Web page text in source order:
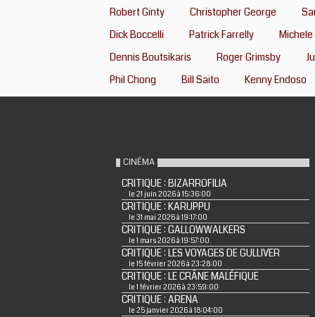
Robert Ginty Christopher George
Dick Boccelli
Patrick Farrelly
Dennis Boutsikaris
Roger Grimsby
Phil Chong
Bill Saito Kenny Endoso
CINÉMA
CRITIQUE : BIZARROFILIA
le 21 juin 2026 à 15:36:00
CRITIQUE : KARUPPU
le 31 mai 2026 à 19:17:00
CRITIQUE : GALLOWWALKERS
le 1 mars 2026 à 19:57:00
CRITIQUE : LES VOYAGES DE GULLIVER
le 15 février 2026 à 23:28:00
CRITIQUE : LE CRÂNE MALÉFIQUE
le 1 février 2026 à 23:59:00
CRITIQUE : ARENA
le 25 janvier 2026 à 18:04:00